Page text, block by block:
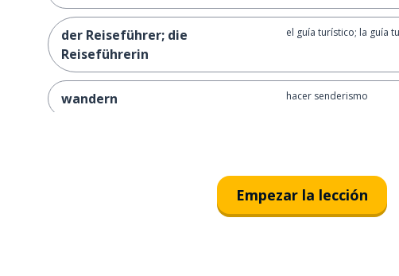
der Reiseführer; die
Reiseführerin
el guía turístico; la guía
wandern hacer senderismo
Empezar la lección